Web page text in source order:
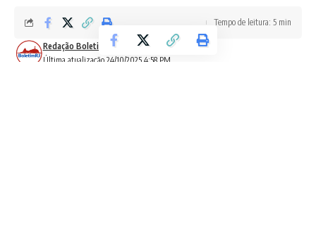
Última atualização 24/10/2025 4:58 PM
Redação Boletim RJ
Tempo de leitura: 5 min